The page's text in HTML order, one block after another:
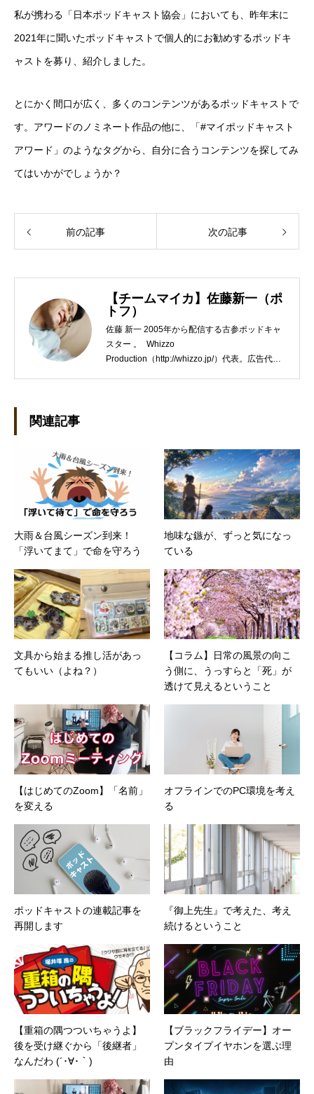
私が携わる「日本ポッドキャスト協会」においても、昨年末に
2021年に聞いたポッドキャストで個人的にお勧めするポッドキ
ャストを募り、紹介しました。
とにかく間口が広く、多くのコンテンツがあるポッドキャストで
す。アワードのノミネート作品の他に、「#マイポッドキャスト
アワード」のようなタグから、自分に合うコンテンツを探してみ
てはいかがでしょうか？
前の記事 次の記事
【チームマイカ】佐藤新一（ポ
トフ）
佐藤 新一 2005年から配信する古参ポッドキャ
スター 。 Whizzo
Production（http://whizzo.jp/）代表。広告代理
関連記事
大雨＆台風シーズン到来！
「浮いてまて」で命を守ろう
地味な鏃が、ずっと気になっ
ている
文具から始まる推し活があっ
てもいい（よね？）
【コラム】日常の風景の向こ
う側に、うっすらと「死」が
透けて見えるということ
【はじめてのZoom】「名前」
を変える
オフラインでのPC環境を考え
る
ポッドキャストの連載記事を
再開します
『御上先生』で考えた、考え
続けるということ
【重箱の隅つついちゃうよ】
後を受け継ぐから「後継者」
なんだわ (´･∀･｀)
【ブラックフライデー】オー
プンタイプイヤホンを選ぶ理
由